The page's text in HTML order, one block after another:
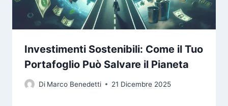
Investimenti Sostenibili: Come il Tuo
Portafoglio Può Salvare il Pianeta
Di Marco Benedetti 21 Dicembre 2025